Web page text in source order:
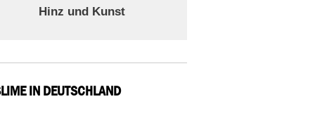
Hinz und Kunst
IN DEUTSCHLAND